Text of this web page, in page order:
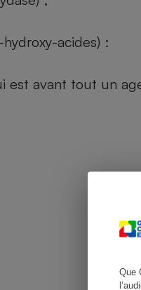
Que
acides) :
est avant tout un
Cafetière à